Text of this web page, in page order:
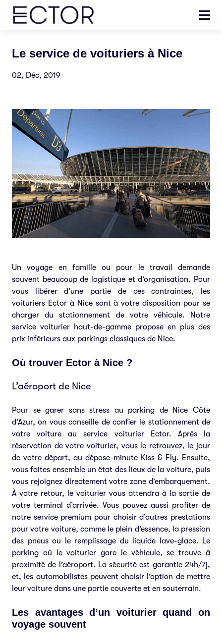
Le service de voituriers à Nice
02, Déc, 2019
Un voyage en famille ou pour le travail demande
souvent beaucoup de logistique et d’organisation. Pour
vous libérer d’une partie de ces contraintes, les
voituriers Ector à Nice sont à votre disposition pour se
charger du stationnement de votre véhicule. Notre
service voiturier haut-de-gamme propose en plus des
prix inférieurs aux parkings classiques de Nice.
Où trouver Ector à Nice ?
L’aéroport de Nice
Pour se garer sans stress au parking de Nice Côte
d’Azur, on vous conseille de confier le stationnement de
votre voiture au service voiturier Ector. Après la
réservation de votre voiturier, vous le retrouvez, le jour
de votre départ, au dépose-minute Kiss & Fly. Ensuite,
vous faites ensemble un état des lieux de la voiture, puis
vous rejoignez directement votre zone d’embarquement.
À votre retour, le voiturier vous attendra à la sortie de
votre terminal d’arrivée. Vous pouvez aussi profiter de
notre service premium pour choisir d’autres prestations
pour votre voiture, comme le plein d’essence, la pression
des pneus ou le remplissage du liquide lave-glace. Le
parking où le voiturier gare le véhicule, se trouve à
proximité de l’aéroport. La sécurité est garantie 24h/7j,
et, les automobilistes peuvent choisir l’option de mettre
leur voiture dans une partie couverte et en souterrain.
Les avantages d’un voiturier quand on
voyage souvent